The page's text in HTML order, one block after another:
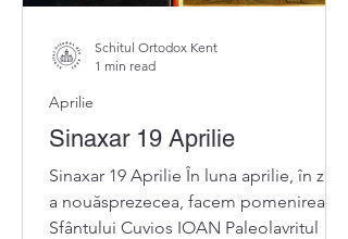
Sinaxar 19 Aprilie
Sinaxar 19 Aprilie În luna aprilie, în ziua
a nouăsprezecea, facem pomenirea
Sfântului Cuvios IOAN Paleolavritul
Aprilie
Schitul Ortodox Kent
1 min read